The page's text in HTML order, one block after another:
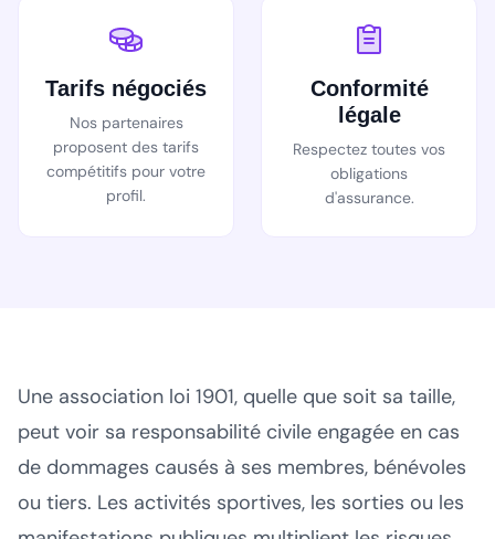
Tarifs négociés
Nos partenaires
proposent des tarifs
compétitifs pour votre
profil.
Conformité
légale
Respectez toutes vos
obligations
d'assurance.
Une association loi 1901, quelle que soit sa taille,
peut voir sa responsabilité civile engagée en cas
de dommages causés à ses membres, bénévoles
ou tiers. Les activités sportives, les sorties ou les